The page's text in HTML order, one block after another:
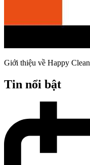
Giới thiệu về Happy Clean
Tin nổi bật